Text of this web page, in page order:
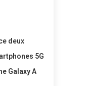
deux
5G
Galaxy A